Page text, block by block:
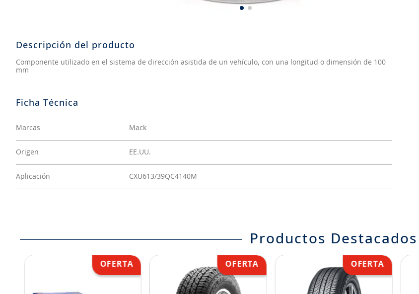
Descripción del producto
Componente utilizado en el sistema de dirección asistida de un vehículo, con una longitud o dimensión de 100
mm
Marcas Mack
Origen EE.UU.
Aplicación CXU613/39QC4140M
Productos Destacados